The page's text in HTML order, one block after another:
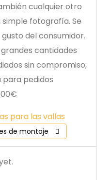
cualquier otro
fotografía. Se
del consumidor.
cantidades
sin compromiso,
pedidos
de montaje